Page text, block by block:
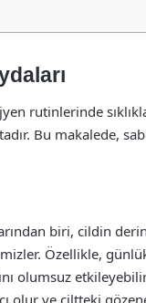
rutinlerinde
Bu makalede,
biri, cildin
Özellikle, günlük
olumsuz
olur ve ciltteki